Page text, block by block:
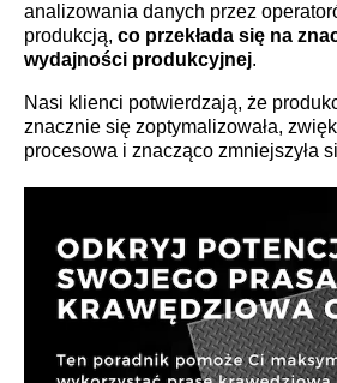
analizowania danych przez
produkcją, co przekłada się na
wydajności produkcyjnej.
Nasi klienci potwierdzają, że
znacznie się zoptymalizowała,
procesowa i znacząco zmniejszyła